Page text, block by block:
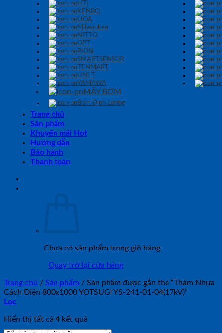
HTI
KENBO
LIOA
Milwaukee
NITTO
OPT
RION
SMARTSENSOR
TENMART
UNI-T
YAMAWA
MÁY BƠM
Bơm Định Lượng
Trang chủ
Sản phẩm
Khuyến mãi Hot
Hướng dẫn
Bảo hành
Thanh toán
Chưa có sản phẩm trong giỏ hàng.
Quay trở lại cửa hàng
Trang chủ / Sản phẩm / Sản phẩm được gắn thẻ “Thảm Nhựa
Cách Điện 800x1000 YOTSUGI YS-241-01-04(17kV)”
Lọc
Hiển thị tất cả 4 kết quả
sắp